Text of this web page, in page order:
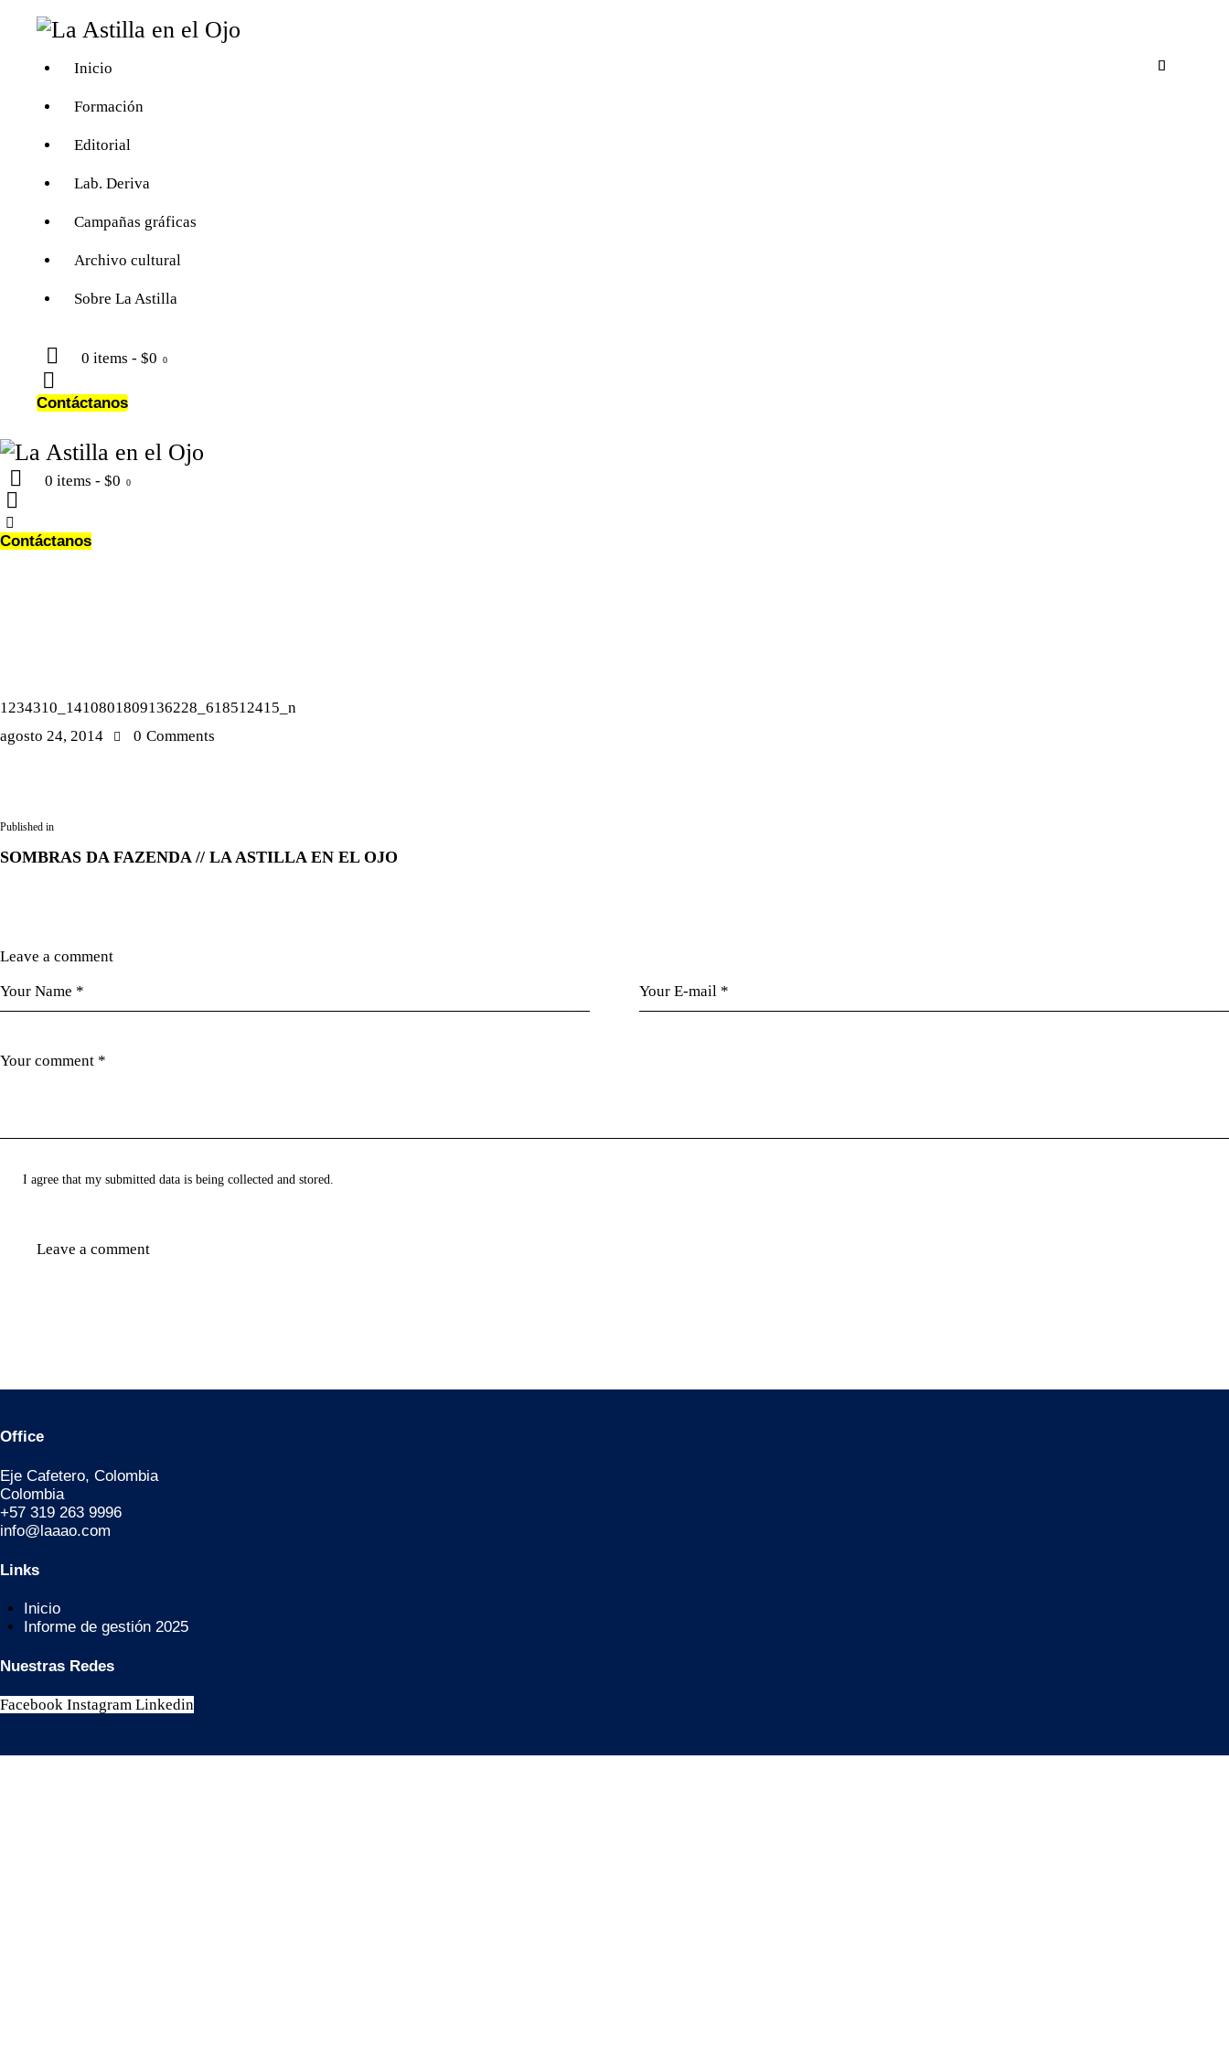
Inicio
Formación
Editorial
Lab. Deriva
Campañas gráficas
Archivo cultural
Sobre La Astilla
0 items -$0 0
Contáctanos
0 items -$0 0
Contáctanos
1234310_1410801809136228_618512415_n
agosto 24, 2014
0 Comments
Navegación
entradas
Published in
post:
SOMBRAS DA FAZENDA // LA ASTILLA EN EL OJO
Leave a comment
I agree that my submitted data is being collected and stored.
Office
Eje Cafetero, Colombia
Colombia
+57 319 263 9996
info@laaao.com
Links
Inicio
Informe de gestión 2025
Nuestras Redes
Facebook Instagram Linkedin